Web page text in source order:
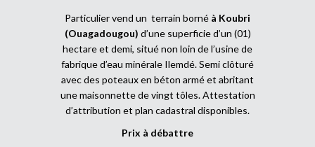
Particulier vend un terrain borné à Koubri
(Ouagadougou) d’une superficie d’un (01)
hectare et demi, situé non loin de l’usine de
fabrique d’eau minérale Ilemdé. Semi clôturé
avec des poteaux en béton armé et abritant
une maisonnette de vingt tôles. Attestation
d’attribution et plan cadastral disponibles.
Prix à débattre